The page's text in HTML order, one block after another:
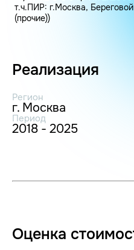
т.ч.ПИР: г.Москва,
(прочие))
Реализация
Регион
г. Москва
Период
2018 - 2025
Оценка